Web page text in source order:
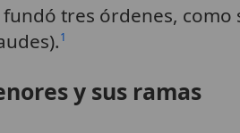
tres órdenes,
1
y sus ramas